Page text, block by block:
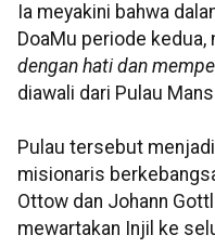
Ia meyakini bahwa
DoaMu periode kedua,
dengan hati dan
diawali dari Pulau
Pulau tersebut
misionaris
Ottow dan Johann
mewartakan Injil ke